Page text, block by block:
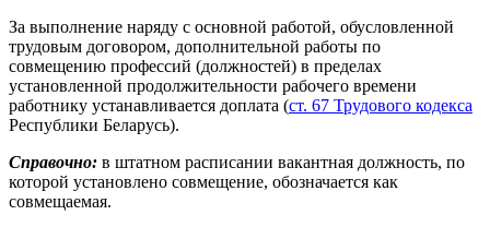
За выполнение наряду с основной работой, обусловленной
трудовым договором, дополнительной работы по
совмещению профессий (должностей) в пределах
установленной продолжительности рабочего времени
работнику устанавливается доплата (ст. 67 Трудового кодекса
Республики Беларусь).
Справочно: в штатном расписании вакантная должность, по
которой установлено совмещение, обозначается как
совмещаемая.